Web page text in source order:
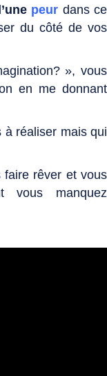
peur dans ce
du côté de vos
», vous
en me donnant
à réaliser mais qui
rêver et vous
manquez